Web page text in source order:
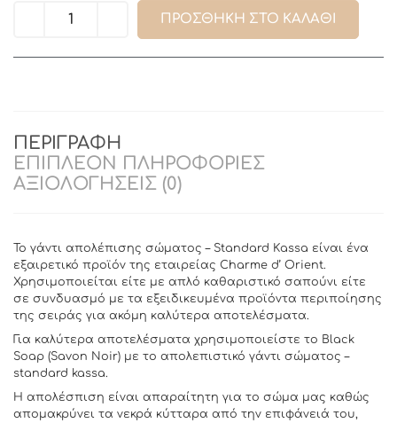
ΠΡΟΣΘΉΚΗ ΣΤΟ ΚΑΛΆΘΙ
ΠΕΡΙΓΡΑΦΉ
ΕΠΙΠΛΈΟΝ ΠΛΗΡΟΦΟΡΊΕΣ
ΑΞΙΟΛΟΓΉΣΕΙΣ (0)
Το γάντι απολέπισης σώματος – Standard Κassa είναι ένα
εξαιρετικό προϊόν της εταιρείας Charme d’ Orient.
Χρησιμοποιείται είτε με απλό καθαριστικό σαπούνι είτε
σε συνδυασμό με τα εξειδικευμένα προϊόντα περιποίησης
της σειράς για ακόμη καλύτερα αποτελέσματα.
Για καλύτερα αποτελέσματα χρησιμοποιείστε το Black
Soap (Savon Noir) με το απολεπιστικό γάντι σώματος –
standard kassa.
Η απολέσπιση είναι απαραίτητη για το σώμα μας καθώς
απομακρύνει τα νεκρά κύτταρα από την επιφάνειά του,